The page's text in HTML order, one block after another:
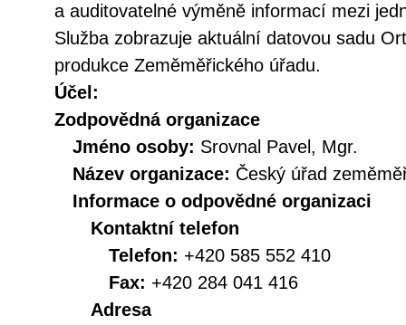
a auditovatelné výměně informací mezi
Služba zobrazuje aktuální datovou sadu
produkce Zeměměřického úřadu.
Účel:
Zodpovědná organizace
Jméno osoby: Srovnal Pavel, Mgr.
Název organizace: Český úřad
Informace o odpovědné organizaci
Kontaktní telefon
Telefon: +420 585 552 410
Fax: +420 284 041 416
Adresa